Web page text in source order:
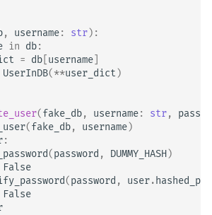
, username: str):
in db:
= db username
UserInDB(**user_dict )
(fake_db, username: str,
(fake_db, username)
:
(password , DUMMY_HASH)
False
(password , user.
False